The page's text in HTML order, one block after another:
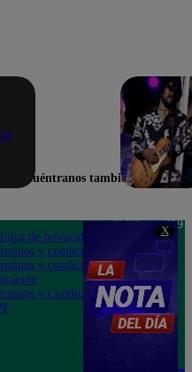
X
Encuéntranos también en
de privacidad
y condiciones
y condiciones
y Condiciones
Teléfono: 219
Av. San
Felipe 968
Jesús María